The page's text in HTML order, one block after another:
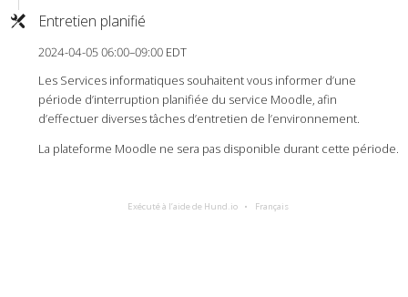
Entretien planifié
2024-04-05 06:00–09:00 EDT
Les Services informatiques souhaitent vous informer d’une
période d’interruption planifiée du service Moodle, afin
d’effectuer diverses tâches d’entretien de l’environnement.
La plateforme Moodle ne sera pas disponible durant cette période.
Exécuté à l’aide de Hund.io Français